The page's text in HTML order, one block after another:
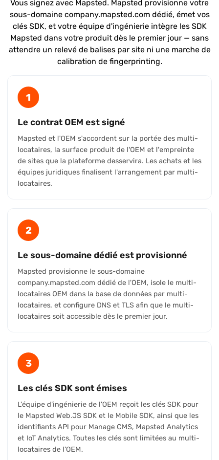
Vous signez avec Mapsted. Mapsted provisionne votre
sous-domaine company.mapsted.com dédié, émet vos
clés SDK, et votre équipe d'ingénierie intègre les SDK
Mapsted dans votre produit dès le premier jour — sans
attendre un relevé de balises par site ni une marche de
calibration de fingerprinting.
1
Le contrat OEM est signé
Mapsted et l'OEM s'accordent sur la portée des multi-
locataires, la surface produit de l'OEM et l'empreinte
de sites que la plateforme desservira. Les achats et les
équipes juridiques finalisent l'arrangement par multi-
locataires.
2
Le sous-domaine dédié est provisionné
Mapsted provisionne le sous-domaine
company.mapsted.com dédié de l'OEM, isole le multi-
locataires OEM dans la base de données par multi-
locataires, et configure DNS et TLS afin que le multi-
locataires soit accessible dès le premier jour.
3
Les clés SDK sont émises
L'équipe d'ingénierie de l'OEM reçoit les clés SDK pour
le Mapsted Web.JS SDK et le Mobile SDK, ainsi que les
identifiants API pour Manage CMS, Mapsted Analytics
et IoT Analytics. Toutes les clés sont limitées au multi-
locataires de l'OEM.